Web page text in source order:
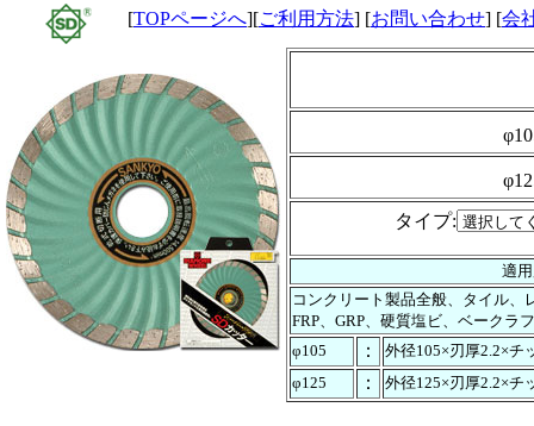
[TOPページへ][ご利用方法] [お問い合わせ] [会
タイプ:
適
コンクリート製品全般、タイル、
FRP、GRP、硬質塩ビ、ベークラ
φ105
：
外径105×刃厚2.2×
φ125
： 外径125×刃厚2.2×